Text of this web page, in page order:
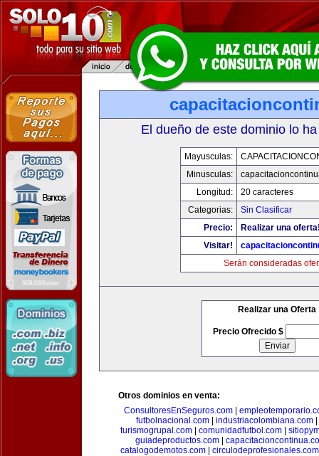
El dueño de este dominio lo
Mayusculas:
Minusculas:
Longitud:
20 caracteres
Categorias:
Sin Clasificar
Precio:
Realizar una
Visitar!
Serán consideradas
Realizar una Oferta
Precio Ofrecido $
Otros dominios en venta:
ConsultoresEnSeguros.com|
futbolnacional.com| industriacolombiana.com|
turismogrupal.com| comunidadfutbol.com|
guiadeproductos.com|
catalogodemotos.com
circulodeprofesionales.com